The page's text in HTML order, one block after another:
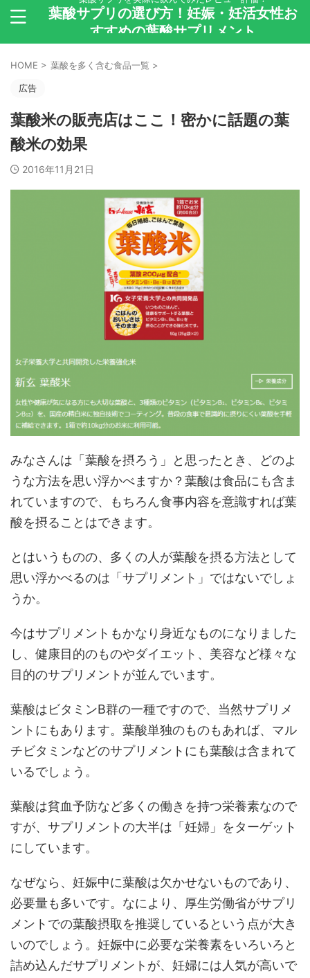
葉酸サプリの選び方！妊娠・妊活女性お
すすめの葉酸サプリメント
HOME > 葉酸を多く含む食品一覧 >
広告
葉酸米の販売店はここ！密かに話題の葉
酸米の効果
2016年11月21日
みなさんは「葉酸を摂ろう」と思ったとき、どのよ
うな方法を思い浮かべますか？葉酸は食品にも含ま
れていますので、もちろん食事内容を意識すれば葉
酸を摂ることはできます。
とはいうものの、多くの人が葉酸を摂る方法として
思い浮かべるのは「サプリメント」ではないでしょ
うか。
今はサプリメントもかなり身近なものになりました
し、健康目的のものやダイエット、美容など様々な
目的のサプリメントが並んでいます。
葉酸はビタミンB群の一種ですので、当然サプリメ
ントにもあります。葉酸単独のものもあれば、マル
チビタミンなどのサプリメントにも葉酸は含まれて
いるでしょう。
葉酸は貧血予防など多くの働きを持つ栄養素なので
すが、サプリメントの大半は「妊婦」をターゲット
にしています。
なぜなら、妊娠中に葉酸は欠かせないものであり、
必要量も多いです。なにより、厚生労働省がサプリ
メントでの葉酸摂取を推奨しているという点が大き
いのでしょう。妊娠中に必要な栄養素をいろいろと
詰め込んだサプリメントが、妊婦には人気が高いで